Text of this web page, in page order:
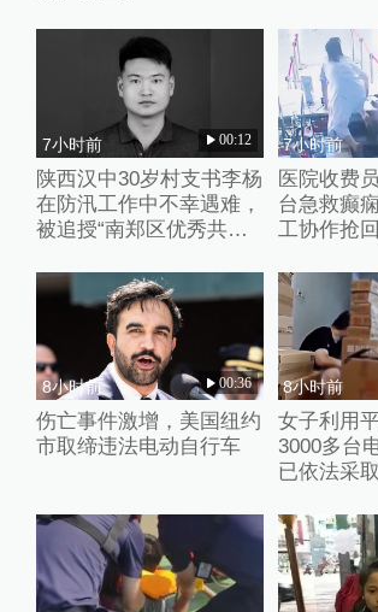
7小时前 00:12
陕西汉中30岁村支书李杨
在防汛工作中不幸遇难，
被追授“南郑区优秀共产
7小时前
医院收费
台急救癫
工协作抢
8小时前 00:36
伤亡事件激增，美国纽约
市取缔违法电动自行车
8小时前
女子利用
3000多台
已依法采